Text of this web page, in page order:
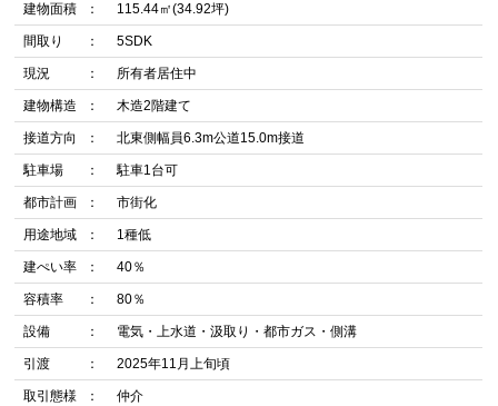
建物面積 115.44㎡(34.92坪)
間取り 5SDK
現況 所有者居住中
建物構造 木造2階建て
接道方向 北東側幅員6.3m公道15.0m接道
駐車場 駐車1台可
都市計画 市街化
用途地域 1種低
建ぺい率 40％
容積率 80％
設備 電気・上水道・汲取り・都市ガス・側溝
引渡 2025年11月上旬頃
取引態様 仲介